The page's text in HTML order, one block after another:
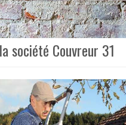
société Couvreur 31